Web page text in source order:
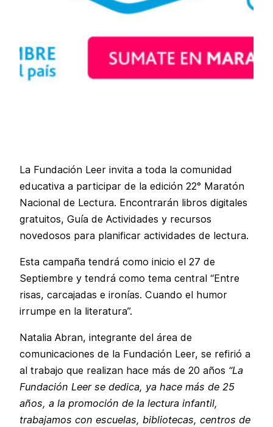
La Fundación Leer invita a toda la comunidad
educativa a participar de la edición 22° Maratón
Nacional de Lectura. Encontrarán libros digitales
gratuitos, Guía de Actividades y recursos
novedosos para planificar actividades de lectura.
Esta campaña tendrá como inicio el 27 de
Septiembre y tendrá como tema central “Entre
risas, carcajadas e ironías. Cuando el humor
irrumpe en la literatura”.
Natalia Abran, integrante del área de
comunicaciones de la Fundación Leer, se refirió a
al trabajo que realizan hace más de 20 años “La
Fundación Leer se dedica, ya hace más de 25
años, a la promoción de la lectura infantil,
trabajamos con escuelas, bibliotecas, centros de